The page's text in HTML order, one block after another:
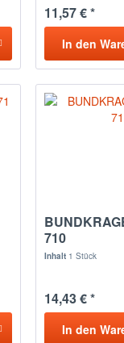
11,57 € *
In den
710
Inhalt 1 Stück
14,43 € *
In den